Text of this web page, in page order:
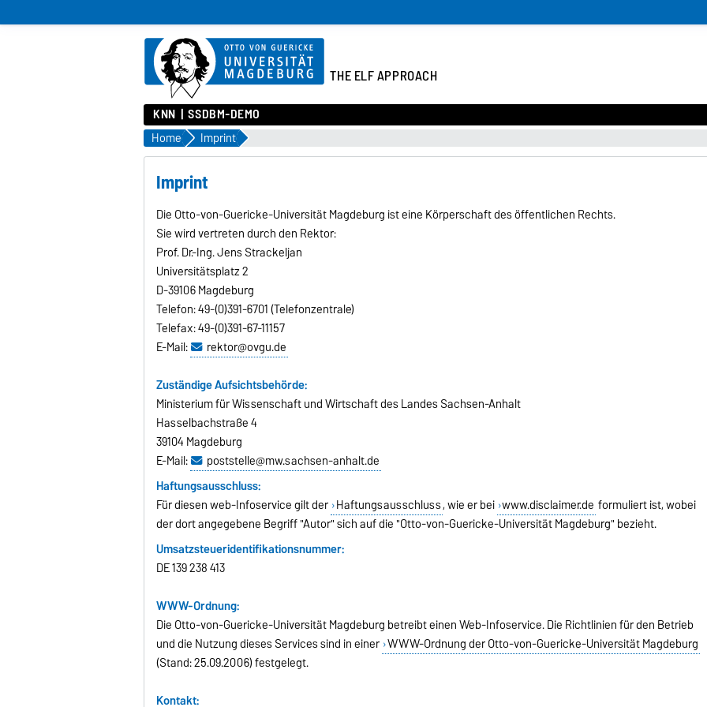
THE ELF APPROACH
KNN SSDBM-DEMO
Home Imprint
Imprint
Die Otto-von-Guericke-Universität Magdeburg ist eine Körperschaft des öffentlichen Rechts.
Sie wird vertreten durch den Rektor:
Prof. Dr.-Ing. Jens Strackeljan
Universitätsplatz 2
D-39106 Magdeburg
Telefon: 49-(0)391-6701 (Telefonzentrale)
Telefax: 49-(0)391-67-11157
E-Mail:
rektor@ovgu.de
Zuständige Aufsichtsbehörde:
Ministerium für Wissenschaft und Wirtschaft des Landes Sachsen-Anhalt
Hasselbachstraße 4
39104 Magdeburg
E-Mail:
poststelle@mw.sachsen-anhalt.de
Haftungsausschluss:
Für diesen web-Infoservice gilt der Haftungsausschluss, wie er bei www.disclaimer.de formuliert ist, wobei
der dort angegebene Begriff "Autor" sich auf die "Otto-von-Guericke-Universität Magdeburg" bezieht.
Umsatzsteueridentifikationsnummer:
DE 139 238 413
WWW-Ordnung:
Die Otto-von-Guericke-Universität Magdeburg betreibt einen Web-Infoservice. Die Richtlinien für den Betrieb
und die Nutzung dieses Services sind in einer WWW-Ordnung der Otto-von-Guericke-Universität Magdeburg
(Stand: 25.09.2006) festgelegt.
Kontakt: